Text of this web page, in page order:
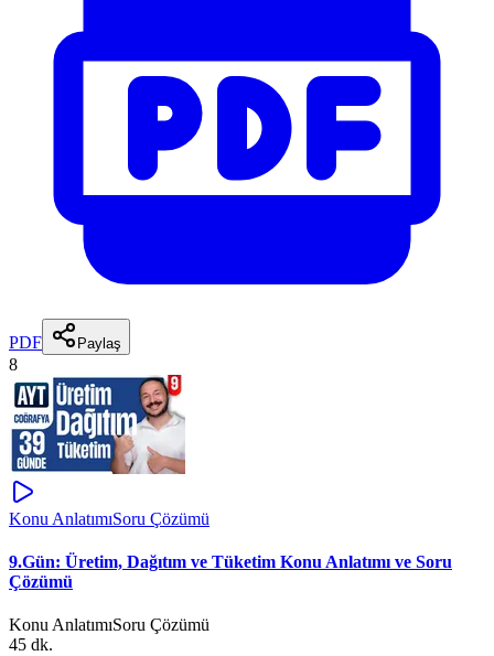
PDF Paylaş
8
Konu AnlatımıSoru Çözümü
9.Gün: Üretim, Dağıtım ve Tüketim Konu Anlatımı ve Soru
Çözümü
Konu AnlatımıSoru Çözümü
45 dk.